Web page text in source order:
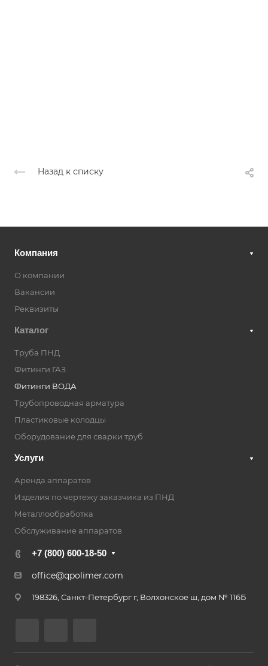
Назад к списку
Компания
О компании
Вакансии
Реквизиты
Каталог
Труба ПНД
Фитинги ГАЗ
Фитинги ВОДА
Трубопроводная арматура
Пластиковые колодцы
Оборудование для сварки труб
Услуги
Аренда аппаратов
Изделия по чертежу заказчика из ПНД
Металлообработка
Обслуживание аппаратов
+7 (800) 600-18-50
office@qpolimer.com
198326, Санкт-Петербург г, Волхонское ш, дом № 116Б